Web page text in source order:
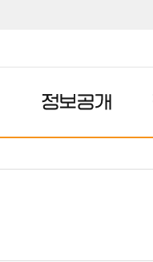
정보공개